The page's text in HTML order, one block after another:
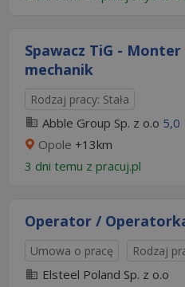
Spawacz TiG -
mechanik
Rodzaj pracy: Stała
Abble Group Sp. z o.o 5,0
Opole +13km
3 dni temu z pracuj.pl
Operator /
Umowa o pracę Rodzaj
Elsteel Poland Sp. z o.o